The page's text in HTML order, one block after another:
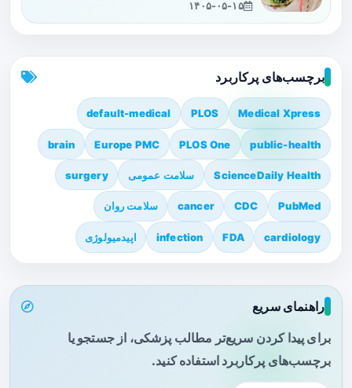
۱۴۰۵-۰۵-۱۵
برچسب‌های پرکاربرد
Medical Xpress
PLOS
default-medical
public-health
PLOS One
Europe PMC
brain
ScienceDaily Health سلامت عمومی surgery
PubMed
CDC
cancer سلامت روان
cardiology
FDA
infection اپیدمیولوژی
راهنمای سریع
برای پیدا کردن سریع‌تر مطالب پزشکی، از جستجو یا
برچسب‌های پرکاربرد استفاده کنید.